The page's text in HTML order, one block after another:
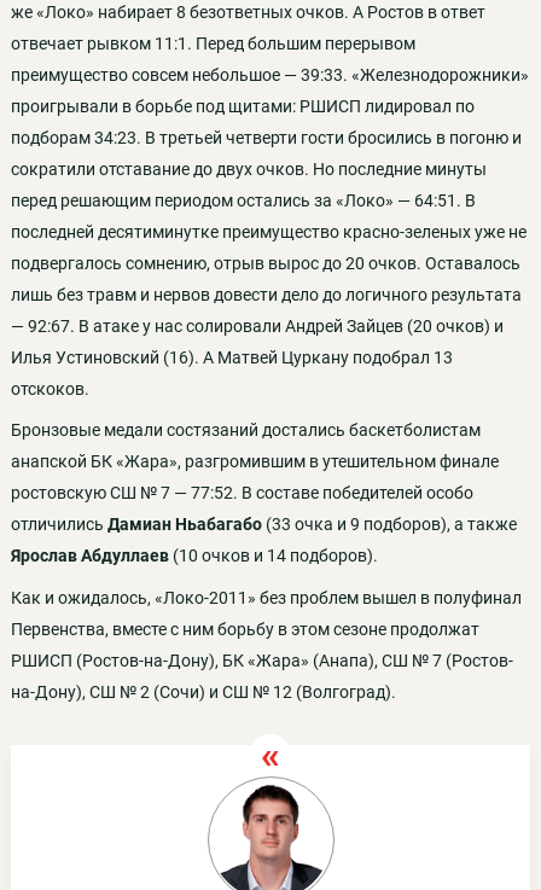
же «Локо» набирает 8 безответных очков. А Ростов в ответ
отвечает рывком 11:1. Перед большим перерывом
преимущество совсем небольшое — 39:33. «Железнодорожники»
проигрывали в борьбе под щитами: РШИСП лидировал по
подборам 34:23. В третьей четверти гости бросились в погоню и
сократили отставание до двух очков. Но последние минуты
перед решающим периодом остались за «Локо» — 64:51. В
последней десятиминутке преимущество красно-зеленых уже не
подвергалось сомнению, отрыв вырос до 20 очков. Оставалось
лишь без травм и нервов довести дело до логичного результата
— 92:67. В атаке у нас солировали Андрей Зайцев (20 очков) и
Илья Устиновский (16). А Матвей Цуркану подобрал 13
отскоков.
Бронзовые медали состязаний достались баскетболистам
анапской БК «Жара», разгромившим в утешительном финале
ростовскую СШ № 7 — 77:52. В составе победителей особо
отличились Дамиан Ньабагабо(33 очка и 9 подборов), а также
Ярослав Абдуллаев(10 очков и 14 подборов).
Как и ожидалось, «Локо-2011» без проблем вышел в полуфинал
Первенства, вместе с ним борьбу в этом сезоне продолжат
РШИСП (Ростов-на-Дону), БК «Жара» (Анапа), СШ № 7 (Ростов-
на-Дону), СШ № 2 (Сочи) и СШ № 12 (Волгоград).